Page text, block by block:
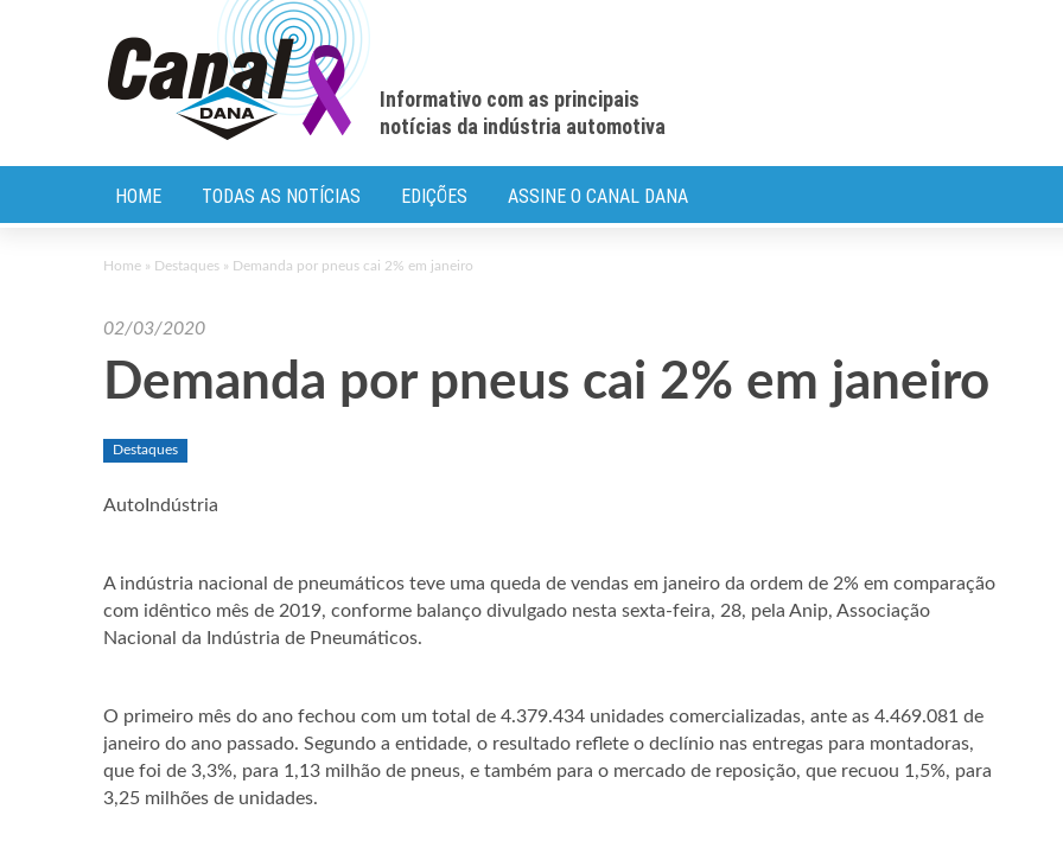
Informativo com as principais
notícias da indústria automotiva
HOME TODAS AS NOTÍCIAS EDIÇÕES ASSINE O CANAL DANA
Home » Destaques » Demanda por pneus cai 2% em janeiro
02/03/2020
Demanda por pneus cai 2% em janeiro
Destaques
AutoIndústria
A indústria nacional de pneumáticos teve uma queda de vendas em janeiro da ordem de 2% em comparação
com idêntico mês de 2019, conforme balanço divulgado nesta sexta-feira, 28, pela Anip, Associação
Nacional da Indústria de Pneumáticos.
O primeiro mês do ano fechou com um total de 4.379.434 unidades comercializadas, ante as 4.469.081 de
janeiro do ano passado. Segundo a entidade, o resultado reflete o declínio nas entregas para montadoras,
que foi de 3,3%, para 1,13 milhão de pneus, e também para o mercado de reposição, que recuou 1,5%, para
3,25 milhões de unidades.